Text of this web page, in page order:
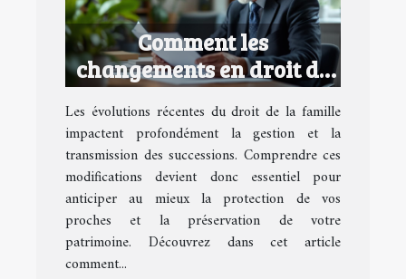
Comment les
changements en droit de
la famille affectent vos
successions ?
Les évolutions récentes du droit de la famille
impactent profondément la gestion et la
transmission des successions. Comprendre ces
modifications devient donc essentiel pour
anticiper au mieux la protection de vos
proches et la préservation de votre
patrimoine. Découvrez dans cet article
comment...